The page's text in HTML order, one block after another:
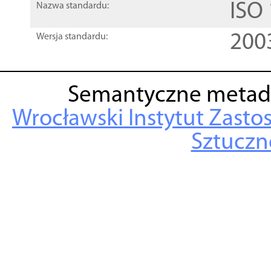
Nazwa standardu:
Wersja standardu:
Semantyczne
Wrocławski Instytut